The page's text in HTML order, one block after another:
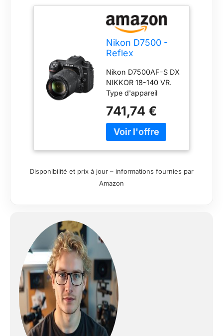
Nikon D7500 -
Reflex
S DX NIKKOR 18-
140 VR
Nikon D7500AF-S DX
NIKKOR 18-140 VR.
Type d'appareil
photo SLR. Angle de
vue diagonal: 170 °
Mégapixel: 20,9 MP
5568 x 3712 pixels.
La sensibilité ISO
maximale: 3840 x
2160 pixels. Taille de
l'écran: 8,13 cm (3.2")
Ã‰cran tactile.
Viseur d'appareil
photo: Optique.
PictBridge. Poids:
640 g. Couleur du
produit: Noir
741,74 €
Disponibilité et prix à jour – informations fournies par
Amazon